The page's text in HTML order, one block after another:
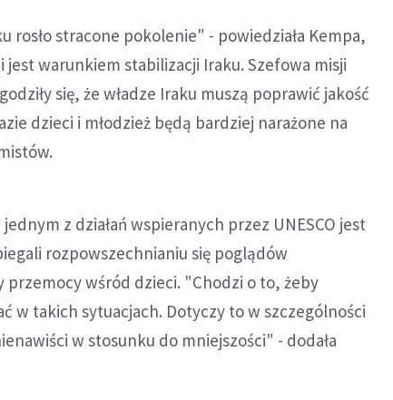
rosło stracone pokolenie" - powiedziała Kempa,
warunkiem stabilizacji Iraku. Szefowa misji
się, że władze Iraku muszą poprawić jakość
dzieci i młodzież będą bardziej narażone na
z działań wspieranych przez UNESCO jest
rozpowszechnianiu się poglądów
wśród dzieci. "Chodzi o to, żeby
w takich sytuacjach. Dotyczy to w szczególności
w stosunku do mniejszości" - dodała